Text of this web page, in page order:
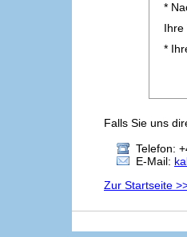
*
Ihre
*
Falls Sie uns
Telefon:
E-Mail:
Zur Startseite